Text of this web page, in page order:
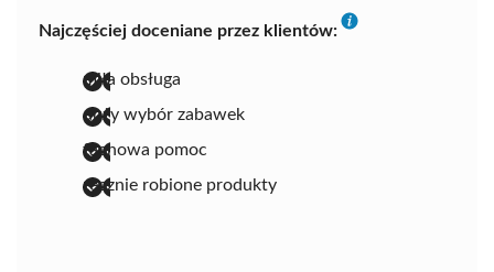
Najczęściej doceniane przez klientów:
miła obsługa
duży wybór zabawek
fachowa pomoc
ręcznie robione produkty